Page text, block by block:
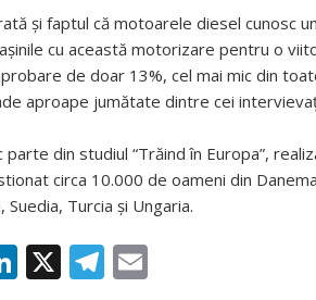
şi faptul că motoarele diesel cunosc
cu această motorizare pentru o
de doar 13%, cel mai mic din
aproape jumătate dintre cei
din studiul “Trăind în Europa”,
circa 10.000 de oameni din
Suedia, Turcia și Ungaria.
Li X T